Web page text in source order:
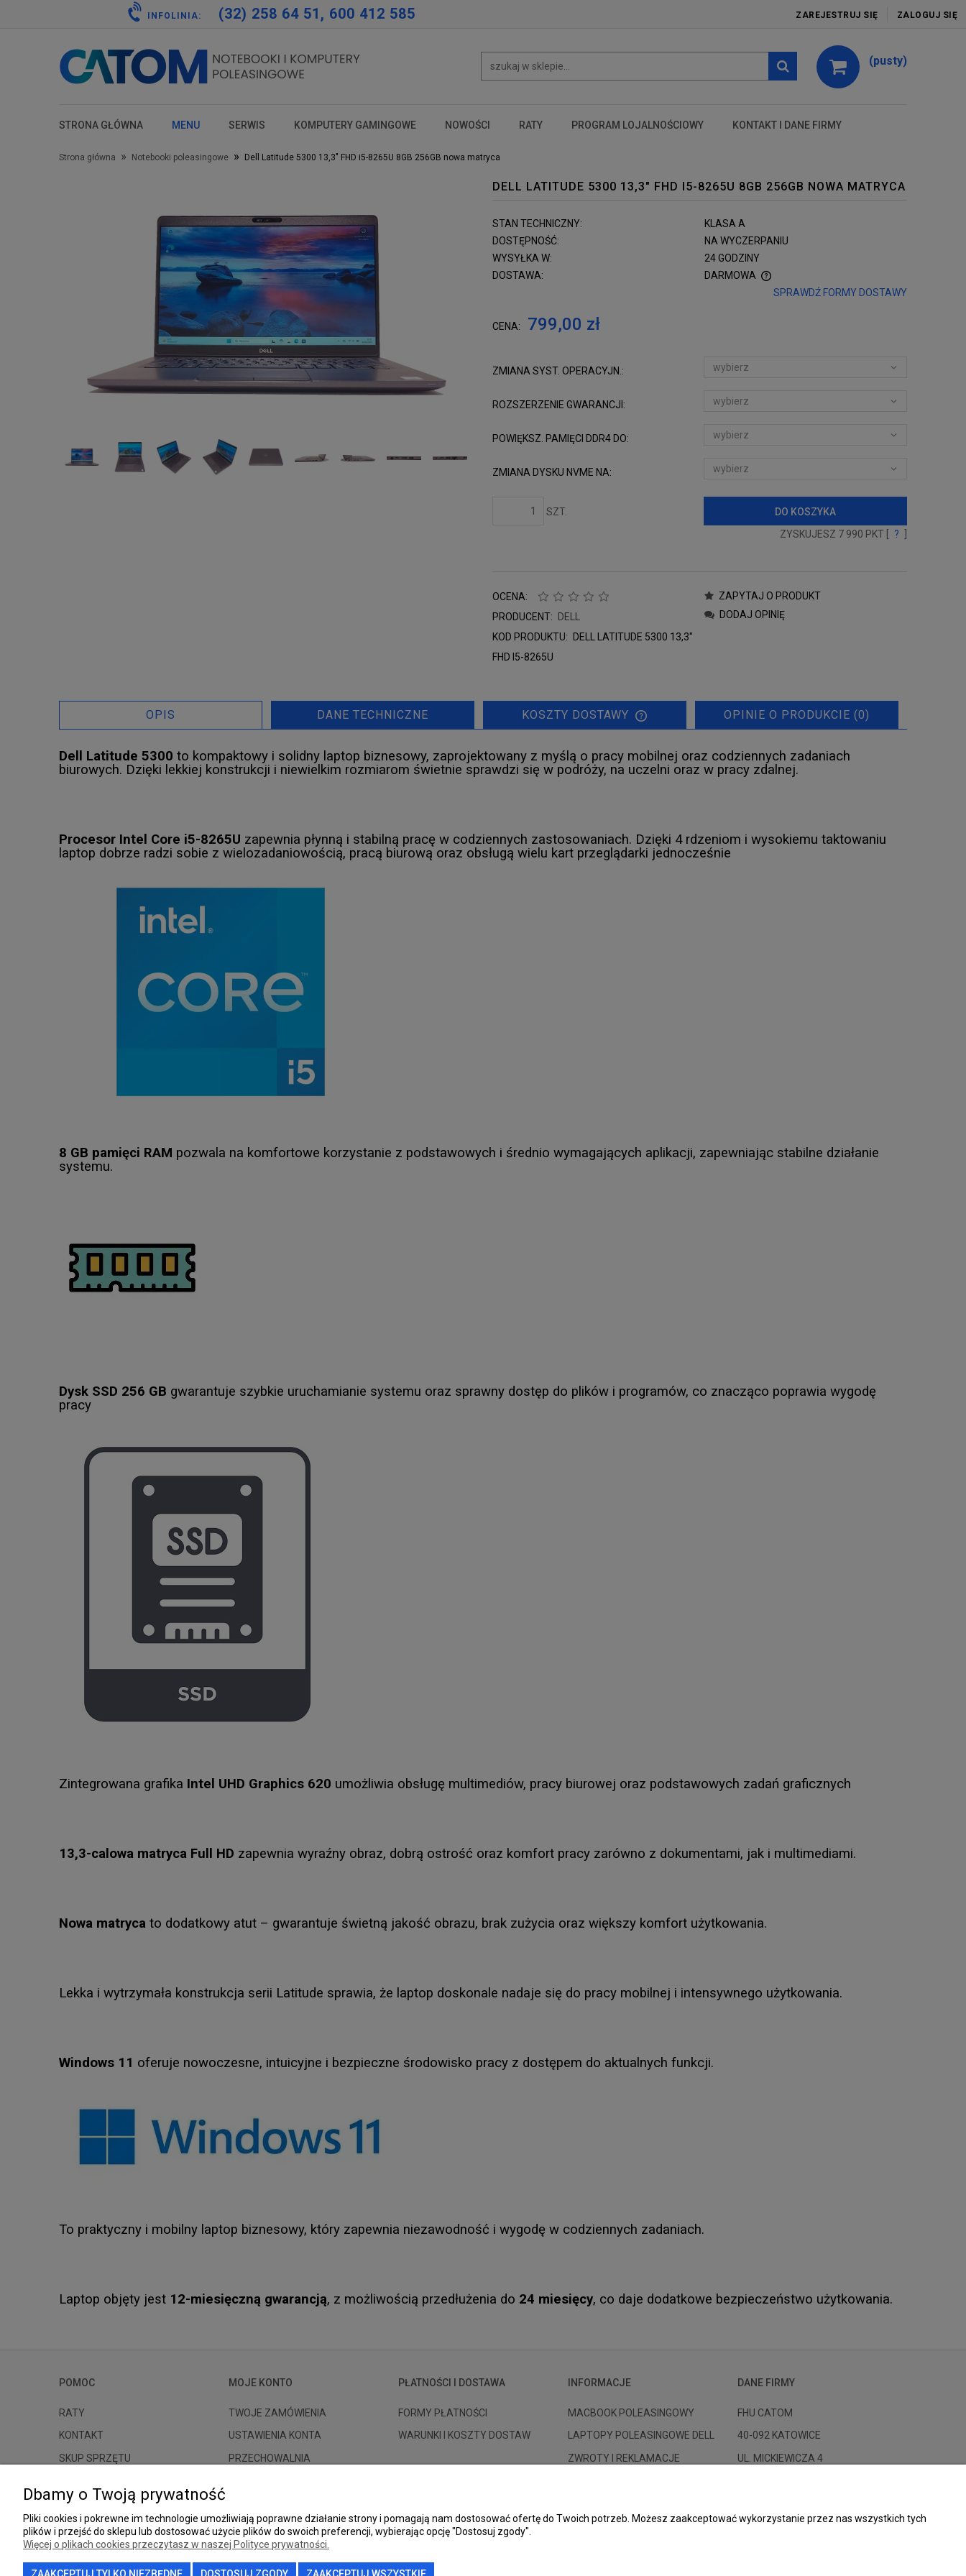
ZAREJESTRUJ SIĘ ZALOGUJ SIĘ
INFOLINIA: (32) 258 64 51, 600 412 585
(pusty)
STRONA GŁÓWNA
test
MENU
test
SERWIS
test
KOMPUTERY GAMINGOWE
test
NOWOŚCI
test
RATY PROGRAM LOJALNOŚCIOWY KONTAKT I DANE FIRMY
Strona główna » Notebooki poleasingowe » Dell Latitude 5300 13,3" FHD i5-8265U 8GB 256GB nowa matryca
DELL LATITUDE 5300 13,3" FHD I5-8265U 8GB 256GB NOWA MATRYCA
STAN TECHNICZNY:
KLASA A
DOSTĘPNOŚĆ:
NA WYCZERPANIU
WYSYŁKA W:
24 GODZINY
DOSTAWA:
DARMOWA
SPRAWDŹ FORMY DOSTAWY
CENA: 799,00 zł
ZMIANA SYST. OPERACYJN.:
ROZSZERZENIE GWARANCJI:
POWIĘKSZ. PAMIĘCI DDR4 DO:
ZMIANA DYSKU NVME NA:
SZT.
DO KOSZYKA
ZYSKUJESZ 7 990 PKT [ ?
OCENA:
PRODUCENT:
DELL
KOD PRODUKTU:
DELL LATITUDE 5300 13,3"
FHD I5-8265U
ZAPYTAJ O PRODUKT
DODAJ OPINIĘ
OPIS DANE TECHNICZNE KOSZTY DOSTAWY OPINIE O PRODUKCIE (0)
Dell Latitude 5300 to kompaktowy i solidny laptop biznesowy, zaprojektowany z myślą o pracy mobilnej oraz codziennych zadaniach
biurowych. Dzięki lekkiej konstrukcji i niewielkim rozmiarom świetnie sprawdzi się w podróży, na uczelni oraz w pracy zdalnej.
Procesor Intel Core i5-8265U zapewnia płynną i stabilną pracę w codziennych zastosowaniach. Dzięki 4 rdzeniom i wysokiemu taktowaniu
laptop dobrze radzi sobie z wielozadaniowością, pracą biurową oraz obsługą wielu kart przeglądarki jednocześnie
8 GB pamięci RAM pozwala na komfortowe korzystanie z podstawowych i średnio wymagających aplikacji, zapewniając stabilne działanie
systemu.
Dysk SSD 256 GB gwarantuje szybkie uruchamianie systemu oraz sprawny dostęp do plików i programów, co znacząco poprawia wygodę
pracy
Zintegrowana grafika Intel UHD Graphics 620 umożliwia obsługę multimediów, pracy biurowej oraz podstawowych zadań graficznych
13,3-calowa matryca Full HD zapewnia wyraźny obraz, dobrą ostrość oraz komfort pracy zarówno z dokumentami, jak i multimediami.
Nowa matryca to dodatkowy atut – gwarantuje świetną jakość obrazu, brak zużycia oraz większy komfort użytkowania.
Lekka i wytrzymała konstrukcja serii Latitude sprawia, że laptop doskonale nadaje się do pracy mobilnej i intensywnego użytkowania.
Windows 11 oferuje nowoczesne, intuicyjne i bezpieczne środowisko pracy z dostępem do aktualnych funkcji.
To praktyczny i mobilny laptop biznesowy, który zapewnia niezawodność i wygodę w codziennych zadaniach.
Laptop objęty jest 12-miesięczną gwarancją, z możliwością przedłużenia do 24 miesięcy, co daje dodatkowe bezpieczeństwo użytkowania.
POMOC
RATY
KONTAKT
SKUP SPRZĘTU
MOJE KONTO
TWOJE ZAMÓWIENIA
USTAWIENIA KONTA
PRZECHOWALNIA
PŁATNOŚCI I DOSTAWA
FORMY PŁATNOŚCI
WARUNKI I KOSZTY DOSTAW
INFORMACJE
MACBOOK POLEASINGOWY
LAPTOPY POLEASINGOWE DELL
ZWROTY I REKLAMACJE
O FIRMIE
DANE FIRMY
FHU CATOM
40-092 KATOWICE
UL. MICKIEWICZA 4
PONIEDZIAŁEK - PIĄTEK 10-18
Dbamy o Twoją prywatność
Pliki cookies i pokrewne im technologie umożliwiają poprawne działanie strony i pomagają nam dostosować ofertę do Twoich potrzeb. Możesz zaakceptować wykorzystanie przez nas wszystkich tych
plików i przejść do sklepu lub dostosować użycie plików do swoich preferencji, wybierając opcję "Dostosuj zgody".
Więcej o plikach cookies przeczytasz w naszej Polityce prywatności.